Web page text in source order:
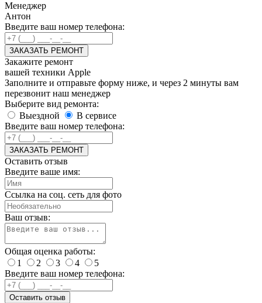
Менеджер
Антон
Введите ваш номер телефона:
ЗАКАЗАТЬ РЕМОНТ
Закажите ремонт
вашей техники Apple
Заполните и отправьте форму ниже, и через 2 минуты вам
перезвонит наш менеджер
Выберите вид ремонта:
Выездной
В сервисе
Введите ваш номер телефона:
ЗАКАЗАТЬ РЕМОНТ
Оставить отзыв
Введите ваше имя:
Ссылка на соц. сеть для фото
Ваш отзыв:
Общая оценка работы:
1
2 3 4
5
Введите ваш номер телефона:
Оставить отзыв